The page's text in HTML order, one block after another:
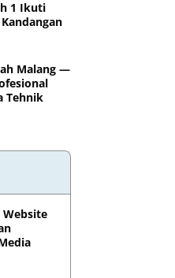
1 Ikuti
Malang —
Tehnik
Website